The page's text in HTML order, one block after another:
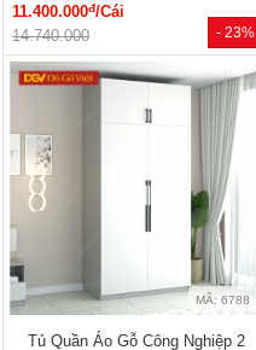
- 23%
11.400.000đ/Cái
14.740.000
MÃ: 6788
Tủ Quần Áo Gỗ Công Nghiệp 2